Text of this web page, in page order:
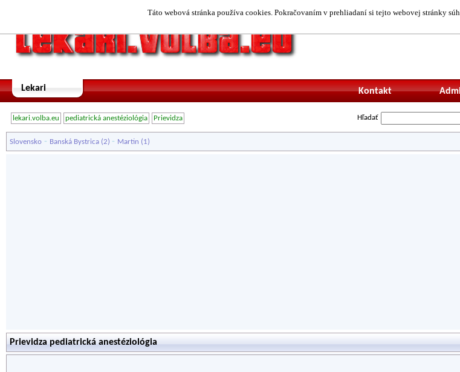
Táto webová stránka používa cookies. Pokračovaním v prehliadaní si tejto webovej stránky
Lekari Kontakt
lekari.volba.eu pediatrická anestéziológia Prievidza Hľadať
Slovensko - Banská Bystrica (2) - Martin (1)
Prievidza pediatrická anestéziológia